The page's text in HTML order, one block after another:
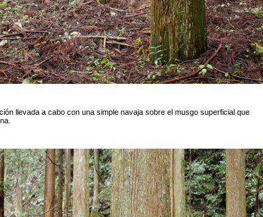
llevada a cabo con una simple navaja sobre el musgo superficial que